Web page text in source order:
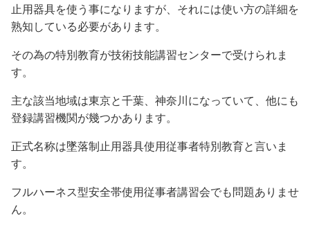
止用器具を使う事になりますが、それには使い方の詳細を
熟知している必要があります。
その為の特別教育が技術技能講習センターで受けられま
す。
主な該当地域は東京と千葉、神奈川になっていて、他にも
登録講習機関が幾つかあります。
正式名称は墜落制止用器具使用従事者特別教育と言いま
す。
フルハーネス型安全帯使用従事者講習会でも問題ありませ
ん。